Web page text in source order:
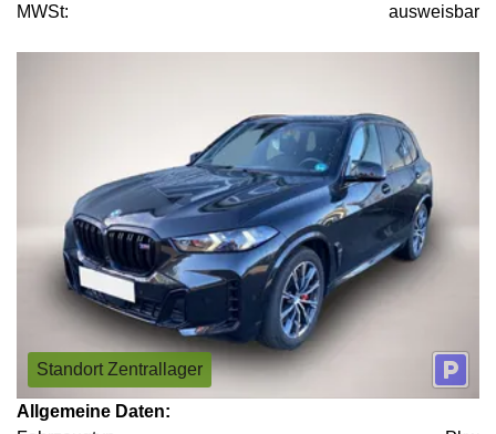
MWSt:
ausweisbar
Standort Zentrallager
Allgemeine Daten: